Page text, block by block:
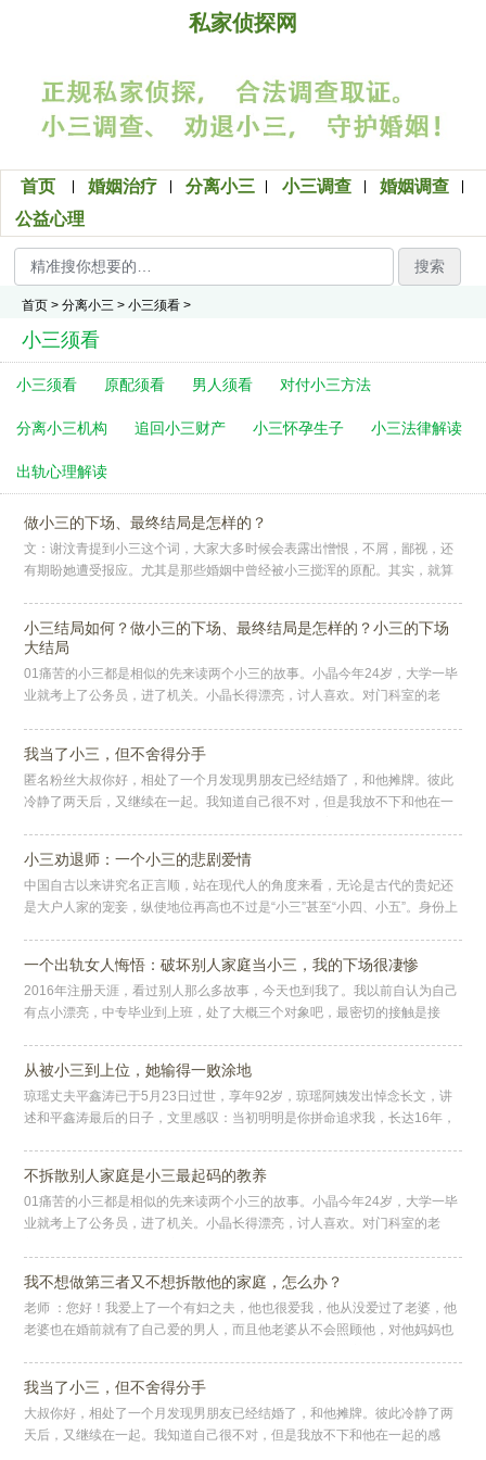
私家侦探网
首页 婚姻治疗 分离小三 小三调查
婚姻调查
公益心理
搜索
首页 > 分离小三 > 小三须看 >
小三须看
小三须看 原配须看 男人须看 对付小三方法
分离小三机构 追回小三财产 小三怀孕生子 小三法律解读
出轨心理解读
做小三的下场、最终结局是怎样的？
文：谢汶青提到小三这个词，大家大多时候会表露出憎恨，不屑，鄙视，还
有期盼她遭受报应。尤其是那些婚姻中曾经被小三搅浑的原配。其实，就算
小三结局如何？做小三的下场、最终结局是怎样的？小三的下场
大结局
01痛苦的小三都是相似的先来读两个小三的故事。小晶今年24岁，大学一毕
业就考上了公务员，进了机关。小晶长得漂亮，讨人喜欢。对门科室的老
我当了小三，但不舍得分手
匿名粉丝大叔你好，相处了一个月发现男朋友已经结婚了，和他摊牌。彼此
冷静了两天后，又继续在一起。我知道自己很不对，但是我放不下和他在一
小三劝退师：一个小三的悲剧爱情
中国自古以来讲究名正言顺，站在现代人的角度来看，无论是古代的贵妃还
是大户人家的宠妾，纵使地位再高也不过是“小三”甚至“小四、小五”。身份上
一个出轨女人悔悟：破坏别人家庭当小三，我的下场很凄惨
2016年注册天涯，看过别人那么多故事，今天也到我了。我以前自认为自己
有点小漂亮，中专毕业到上班，处了大概三个对象吧，最密切的接触是接
从被小三到上位，她输得一败涂地
琼瑶丈夫平鑫涛已于5月23日过世，享年92岁，琼瑶阿姨发出悼念长文，讲
述和平鑫涛最后的日子，文里感叹：当初明明是你拼命追求我，长达16年，
不拆散别人家庭是小三最起码的教养
01痛苦的小三都是相似的先来读两个小三的故事。小晶今年24岁，大学一毕
业就考上了公务员，进了机关。小晶长得漂亮，讨人喜欢。对门科室的老
我不想做第三者又不想拆散他的家庭，怎么办？
老师 ：您好！我爱上了一个有妇之夫，他也很爱我，他从没爱过了老婆，他
老婆也在婚前就有了自己爱的男人，而且他老婆从不会照顾他，对他妈妈也
我当了小三，但不舍得分手
大叔你好，相处了一个月发现男朋友已经结婚了，和他摊牌。彼此冷静了两
天后，又继续在一起。我知道自己很不对，但是我放不下和他在一起的感